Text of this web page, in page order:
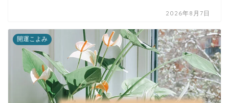
2026年8月7日
開運こよみ